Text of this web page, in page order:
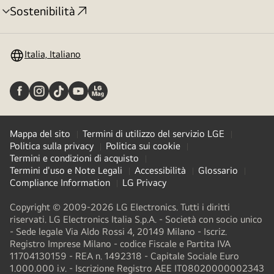
Sostenibilità
Attivazione
Italia, Italiano
Mappa del sito
Termini di utilizzo del servizio LGE
Politica sulla privacy
Politica sui cookie
Termini e condizioni di acquisto
Termini d'uso e Note Legali
Accessibilità
Glossario
Compliance Information
LG Privacy
Copyright © 2009-2026 LG Electronics. Tutti i diritti
riservati. LG Electronics Italia S.p.A. - Società con socio unico
- Sede legale Via Aldo Rossi 4, 20149 Milano - Iscriz.
Registro Imprese Milano - codice Fiscale e Partita IVA
11704130159 - REA n. 1492318 - Capitale Sociale Euro
1.000.000 i.v. - Iscrizione Registro AEE IT08020000002343​